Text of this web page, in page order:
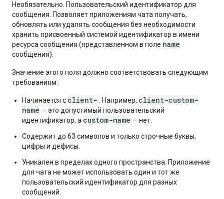
Необязательно. Пользовательский идентификатор для
сообщения. Позволяет приложениям чата получать,
обновлять или удалять сообщения без необходимости
хранить присвоенный системой идентификатор в имени
ресурса сообщения (представленном в поле name
сообщения).
Значение этого поля должно соответствовать следующим
требованиям:
Начинается с client- . Например, client-custom-
name — это допустимый пользовательский
идентификатор, а custom-name — нет.
Содержит до 63 символов и только строчные буквы,
цифры и дефисы.
Уникален в пределах одного пространства. Приложение
для чата не может использовать один и тот же
пользовательский идентификатор для разных
сообщений.